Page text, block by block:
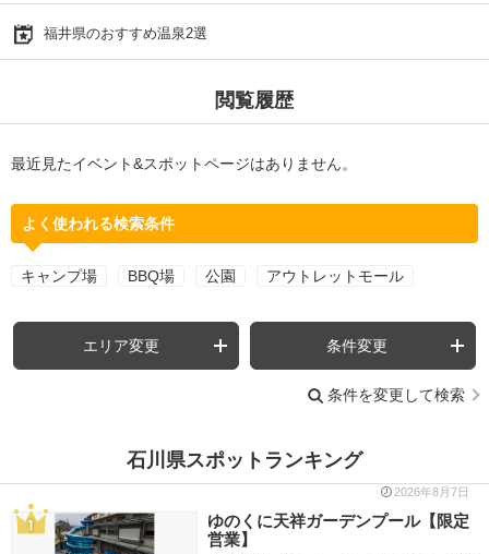
福井県のおすすめ温泉2選
閲覧履歴
最近見たイベント&スポットページはありません。
よく使われる検索条件
キャンプ場 BBQ場 公園 アウトレットモール
エリア変更 条件変更
条件を変更して検索
石川県スポットランキング
2026年8月7日
ゆのくに天祥ガーデンプール【限定
営業】